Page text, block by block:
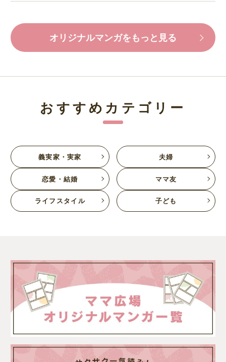
オリジナルマンガをもっと見る
おすすめカテゴリー
義実家・実家 夫婦
恋愛・結婚 ママ友
ライフスタイル 子ども